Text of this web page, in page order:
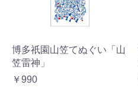
博多祇園山笠てぬぐい「山
笠雷神」
￥990